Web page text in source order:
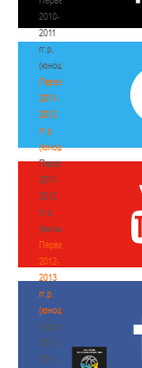
2010-
2011
гг.р.
(юноши)
Первенство
2011-
2012
гг.р.
(юноши)
Первенство
2011-
2012
гг.р.
(юноши)
Первенство
2012-
2013
гг.р.
(юноши)
Первенство
2012-
2013